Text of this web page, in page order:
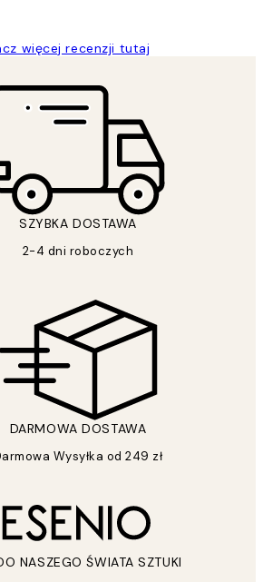
więcej recenzji tutaj
SZYBKA DOSTAWA
2-4 dni roboczych
DARMOWA DOSTAWA
Wysyłka od 249 zł
NASZEGO ŚWIATA SZTUKI